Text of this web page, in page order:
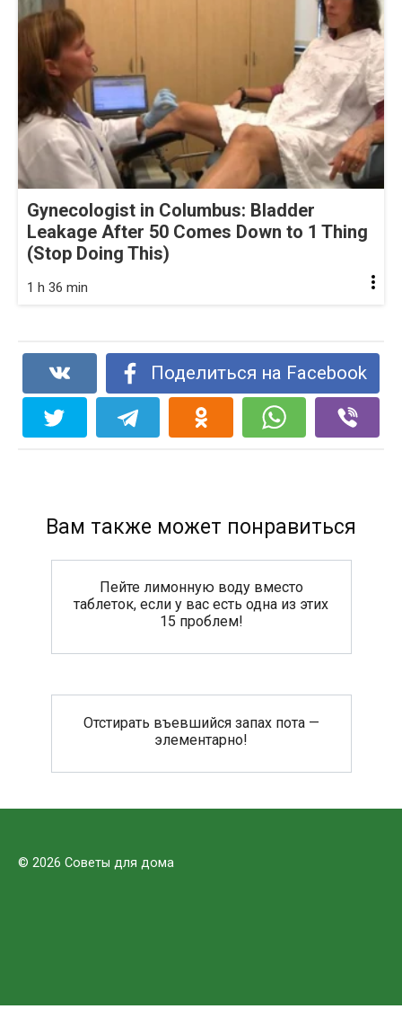
Gynecologist in Columbus: Bladder
Leakage After 50 Comes Down to 1 Thing
(Stop Doing This)
1 h 36 min
Поделиться на Facebook
Вам также может понравиться
Пейте лимонную воду вместо
таблеток, если у вас есть одна из этих
15 проблем!
Отстирать въевшийся запах пота —
элементарно!
© 2026 Советы для дома